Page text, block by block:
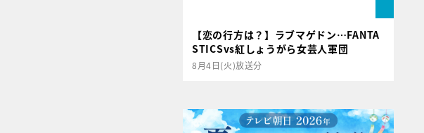
【恋の行方は？】ラブマゲドン…FANTA
STICSvs紅しょうがら女芸人軍団
8月4日(火)放送分